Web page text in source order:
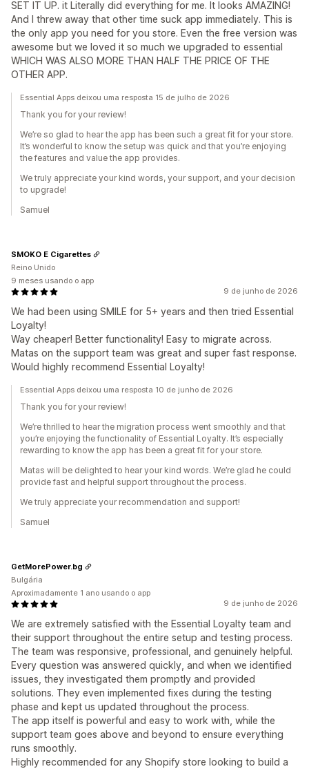
SET IT UP. it Literally did everything for me. It looks AMAZING!
And I threw away that other time suck app immediately. This is
the only app you need for you store. Even the free version was
awesome but we loved it so much we upgraded to essential
WHICH WAS ALSO MORE THAN HALF THE PRICE OF THE
OTHER APP.
Essential Apps deixou uma resposta 15 de julho de 2026
Thank you for your review!
We’re so glad to hear the app has been such a great fit for your store.
It’s wonderful to know the setup was quick and that you’re enjoying
the features and value the app provides.
We truly appreciate your kind words, your support, and your decision
to upgrade!
Samuel
9 de junho de 2026
We had been using SMILE for 5+ years and then tried Essential
Loyalty!
Way cheaper! Better functionality! Easy to migrate across.
Matas on the support team was great and super fast response.
Would highly recommend Essential Loyalty!
SMOKO E Cigarettes
Reino Unido
9 meses usando o app
Essential Apps deixou uma resposta 10 de junho de 2026
Thank you for your review!
We’re thrilled to hear the migration process went smoothly and that
you’re enjoying the functionality of Essential Loyalty. It’s especially
rewarding to know the app has been a great fit for your store.
Matas will be delighted to hear your kind words. We’re glad he could
provide fast and helpful support throughout the process.
We truly appreciate your recommendation and support!
Samuel
9 de junho de 2026
We are extremely satisfied with the Essential Loyalty team and
their support throughout the entire setup and testing process.
The team was responsive, professional, and genuinely helpful.
Every question was answered quickly, and when we identified
issues, they investigated them promptly and provided
solutions. They even implemented fixes during the testing
phase and kept us updated throughout the process.
The app itself is powerful and easy to work with, while the
support team goes above and beyond to ensure everything
runs smoothly.
Highly recommended for any Shopify store looking to build a
GetMorePower.bg
Bulgária
Aproximadamente 1 ano usando o app